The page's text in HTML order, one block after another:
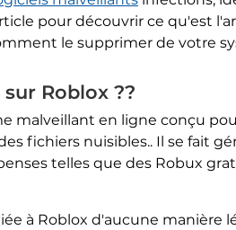
pour découvrir ce qu'est
le supprimer de votre
Roblox ??
malveillant en ligne conçu
fichiers nuisibles.. Il se fait
telles que des Robux
à Roblox d'aucune